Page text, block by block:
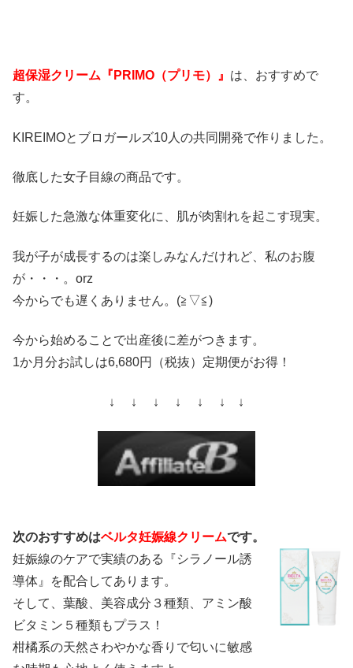
超保湿クリーム『PRIMO（プリモ）』 は、おすすめで
す。
KIREIMOとブロガールズ10人の共同開発で作りました。
徹底した女子目線の商品です。
妊娠した急激な体重変化に、肌が肉割れを起こす現実。
我が子が成長するのは楽しみなんだけれど、私のお腹
が・・・。orz
今からでも遅くありません。(≧▽≦)
今から始めることで出産後に差がつきます。
1か月分お試しは6,680円（税抜）定期便がお得！
↓ ↓ ↓ ↓ ↓ ↓ ↓
次のおすすめはベルタ妊娠線クリームです。
妊娠線のケアで実績のある『シラノール誘
導体』を配合してあります。
そして、葉酸、美容成分３種類、アミン酸
ビタミン５種類もプラス！
柑橘系の天然さわやかな香りで匂いに敏感